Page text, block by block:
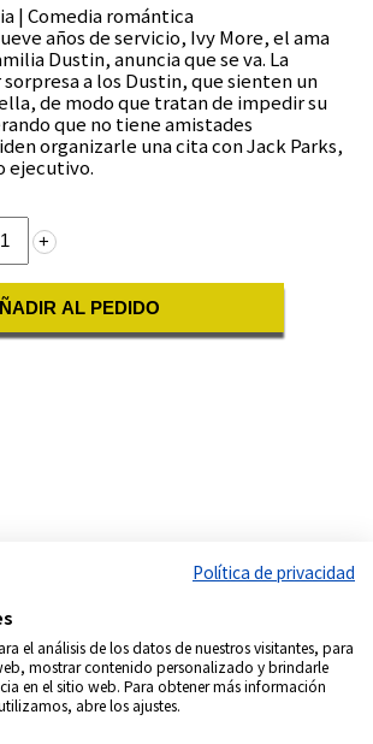
| Comedia romántica
años de servicio, Ivy More, el ama
Dustin, anuncia que se va. La
a los Dustin, que sienten un
de modo que tratan de impedir su
que no tiene amistades
organizarle una cita con Jack Parks,
ejecutivo.
+
AL PEDIDO
Política de privacidad
el análisis de los datos de nuestros visitantes, para
mostrar contenido personalizado y brindarle
en el sitio web. Para obtener más información
abre los ajustes.